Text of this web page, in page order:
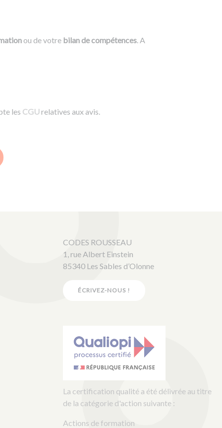
ou de votre bilan de compétences. A
les CGUrelatives aux avis.
CODES ROUSSEAU
1, rue Albert Einstein
85340 Les Sables d’Olonne
ÉCRIVEZ-NOUS !
La certification qualité a été délivrée au titre
de la catégorie d'action suivante :
Actions de formation